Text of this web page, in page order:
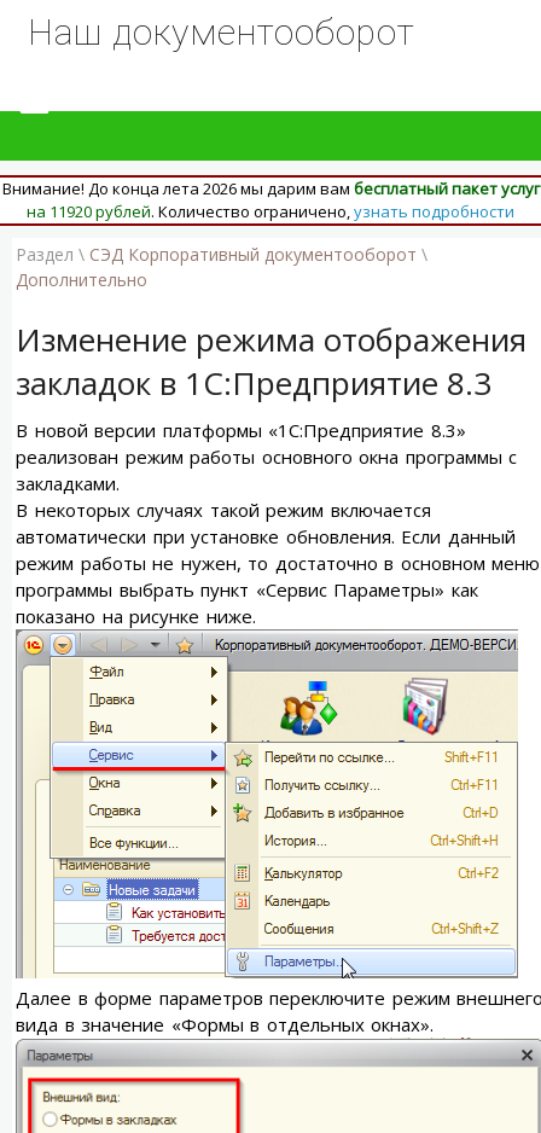
Наш документооборот
Внимание! До конца лета 2026 мы дарим вам бесплатный пакет услуг
на 11920 рублей. Количество ограничено,узнать подробности
Раздел \ СЭД Корпоративный документооборот \
Дополнительно
Изменение режима отображения
закладок в 1С:Предприятие 8.3
В новой версии платформы «1С:Предприятие 8.3»
реализован режим работы основного окна программы с
закладками.
В некоторых случаях такой режим включается
автоматически при установке обновления. Если данный
режим работы не нужен, то достаточно в основном меню
программы выбрать пункт «Сервис Параметры» как
показано на рисунке ниже.
Далее в форме параметров переключите режим
вида в значение «Формы в отдельных окнах».